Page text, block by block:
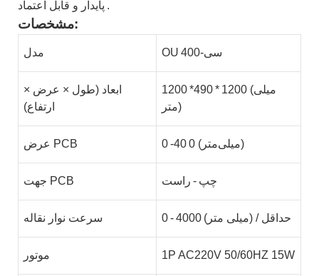
پایدار و قابل اعتماد .
مشخصات:
مدل OU سی-400
ابعاد (طول × عرض ×
ارتفاع)
1200*490* 1200 (میلی
متر)
عرض PCB 0-40 0 (میلی‌متر)
جهت PCB چپ - راست
سرعت نوار نقاله 0-4000 (میلی متر) / حداقل
موتور 1P AC220V 50/60HZ 15W